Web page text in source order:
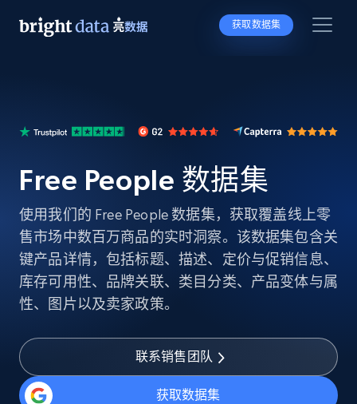
获取数据集
Free People 数据集
使用我们的 Free People 数据集，获取覆盖线上零
售市场中数百万商品的实时洞察。该数据集包含关
键产品详情，包括标题、描述、定价与促销信息、
库存可用性、品牌关联、类目分类、产品变体与属
性、图片以及卖家政策。
联系销售团队
获取数据集